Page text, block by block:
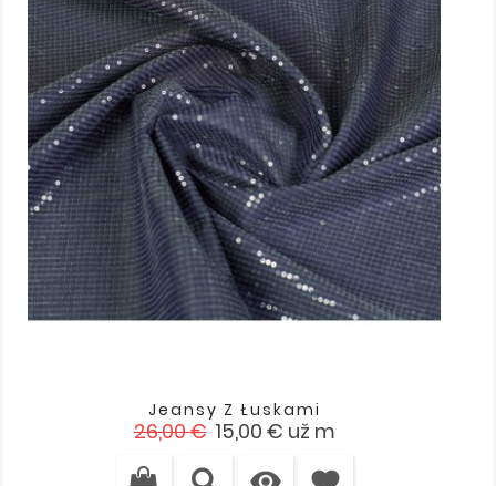
Jeansy Z Łuskami
Cena
26,00 € Cena
15,00 € už m